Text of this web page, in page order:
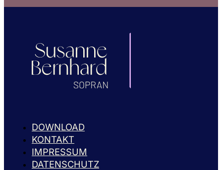
DOWNLOAD
KONTAKT
IMPRESSUM
DATENSCHUTZ